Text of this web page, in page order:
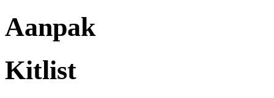
Aanpak
Kitlist